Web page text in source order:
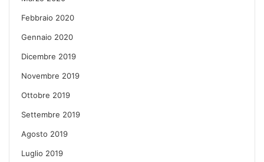
Febbraio 2020
Gennaio 2020
Dicembre 2019
Novembre 2019
Ottobre 2019
Settembre 2019
Agosto 2019
Luglio 2019